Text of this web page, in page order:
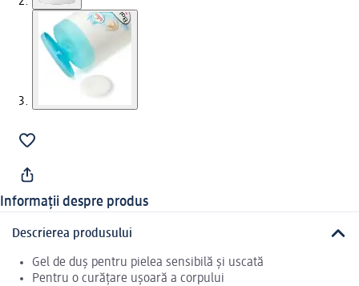
Informații despre produs
Descrierea produsului
Gel de duș pentru pielea sensibilă și uscată
Pentru o curățare ușoară a corpului